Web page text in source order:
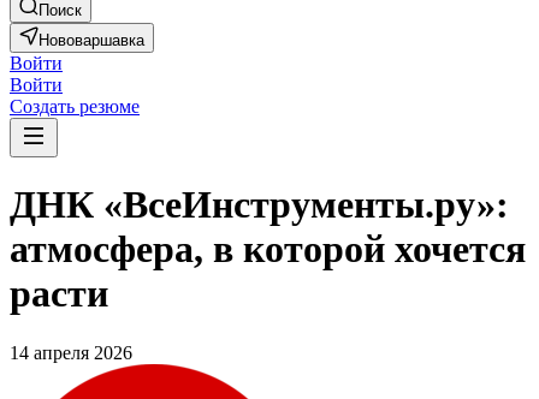
Поиск
Нововаршавка
Войти
Войти
Создать резюме
ДНК «ВсеИнструменты.ру»:
атмосфера, в которой хочется
расти
14 апреля 2026